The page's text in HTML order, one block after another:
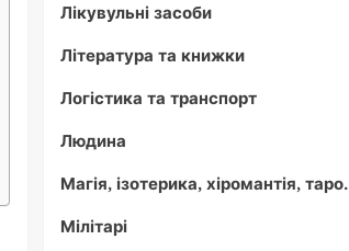
Лікувульні засоби
Література та книжки
Логістика та транспорт
Людина
Магія, ізотерика, хіромантія, таро.
Мілітарі